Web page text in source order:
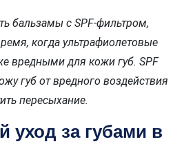
бальзамы с SPF-фильтром,
когда ультрафиолетовые
вредными для кожи губ. SPF
губ от вредного воздействия
пересыхание.
уход за губами в